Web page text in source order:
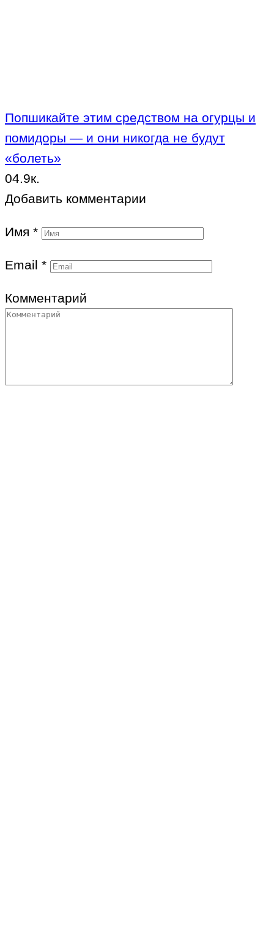
Попшикайте этим средством на огурцы и
помидоры — и они никогда не будут
«болеть»
04.9к.
Добавить комментарии
Имя *
Email *
Комментарий